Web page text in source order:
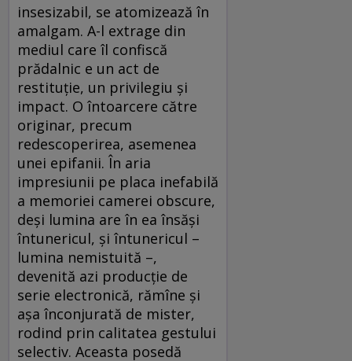
insesizabil, se atomizează în
amalgam. A-l extrage din
mediul care îl confiscă
prădalnic e un act de
restituţie, un privilegiu şi
impact. O întoarcere către
originar, precum
redescoperirea, asemenea
unei epifanii. În aria
impresiunii pe placa inefabilă
a memoriei camerei obscure,
deşi lumina are în ea însăşi
întunericul, şi întunericul –
lumina nemistuită –,
devenită azi producţie de
serie electronică, rămîne şi
aşa înconjurată de mister,
rodind prin calitatea gestului
selectiv. Aceasta posedă